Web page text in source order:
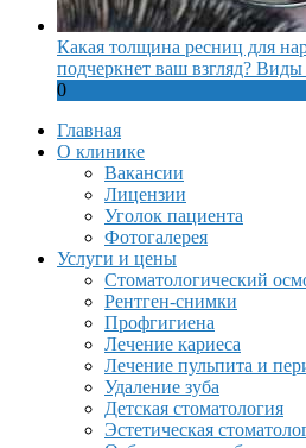
Какая толщина ресниц для
подчеркнет ваш взгляд?
0
Главная
О клинике
Вакансии
Лицензии
Уголок пациента
Фотогалерея
Услуги и цены
Стоматологический
Рентген-снимки
Профгигиена
Лечение кариеса
Лечение пульпита и
Удаление зуба
Детская стоматология
Эстетическая